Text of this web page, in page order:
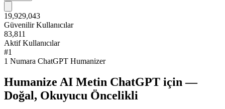
19,929,043
Güvenilir Kullanıcılar
83,811
Aktif Kullanıcılar
#1
1 Numara ChatGPT Humanizer
Humanize AI Metin ChatGPT için —
Doğal, Okuyucu Öncelikli